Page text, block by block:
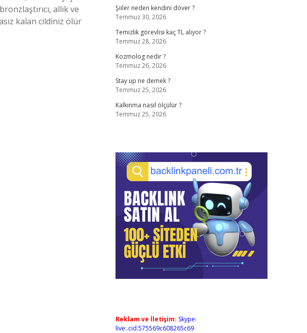
allık ve
kalan cildiniz ölür
Şiiler neden kendini döver ?
Temmuz 30, 2026
Temizlik görevlisi kaç TL alıyor ?
Temmuz 28, 2026
Kozmolog nedir ?
Temmuz 26, 2026
Stay up ne demek ?
Temmuz 25, 2026
Kalkınma nasıl ölçülür ?
Temmuz 25, 2026
Reklam ve İletişim: Skype:
live:.cid.575569c608265c69